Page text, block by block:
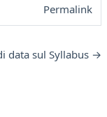
Permalink
data sul Syllabus →